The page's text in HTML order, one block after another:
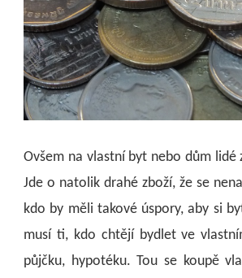
Ovšem na vlastní byt nebo dům lidé
Jde o natolik drahé zboží, že se
kdo by měli takové úspory, aby si
musí ti, kdo chtějí bydlet ve
půjčku, hypotéku. Tou se koupě